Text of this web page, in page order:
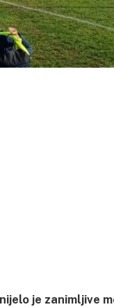
je zanimljive